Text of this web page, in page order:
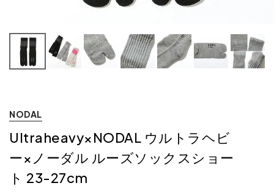
NODAL
Ultraheavy×NODAL ウルトラヘビ
ー×ノーダル ルーズソックスショー
ト 23-27cm